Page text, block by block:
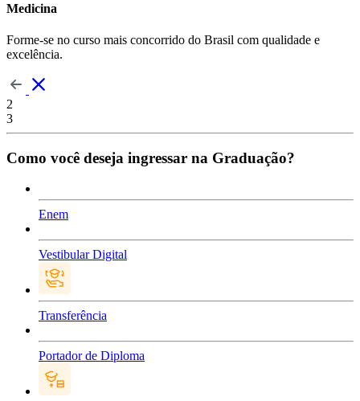
Medicina
Forme-se no curso mais concorrido do Brasil com qualidade e
excelência.
2
3
Como você deseja ingressar na Graduação?
Enem
Vestibular Digital
Transferência
Portador de Diploma